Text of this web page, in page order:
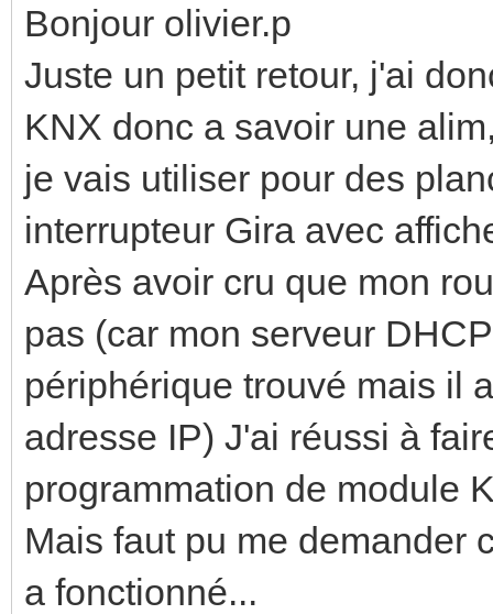
Bonjour olivier.p
Juste un petit retour, j'ai
KNX donc a savoir une
je vais utiliser pour des
interrupteur Gira avec
Après avoir cru que mon
pas (car mon serveur
périphérique trouvé mais il
adresse IP) J'ai réussi à
programmation de module
Mais faut pu me demander
a fonctionné...